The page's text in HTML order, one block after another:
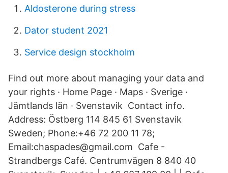
Aldosterone during stress
Dator student 2021
Service design stockholm
Find out more about managing your data and
your rights · Home Page · Maps · Sverige ·
Jämtlands län · Svenstavik Contact info.
Address: Östberg 114 845 61 Svenstavik
Sweden; Phone:+46 72 200 11 78;
Email:chaspades@gmail.com Cafe -
Strandbergs Café. Centrumvägen 8 840 40